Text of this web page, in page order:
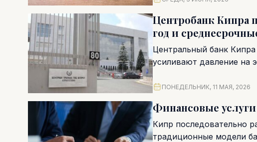
Центробанк Кипра
год и
Центральный банк
усиливают давление на
ПОНЕДЕЛЬНИК, 11 МАЯ, 2026
Финансовые
Кипр последовательно
традиционные модели